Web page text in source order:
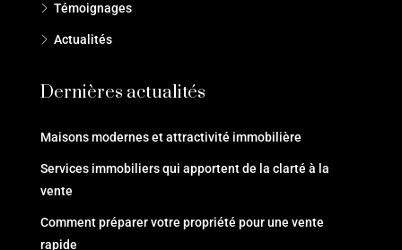
Témoignages
Actualités
Dernières actualités
Maisons modernes et attractivité immobilière
Services immobiliers qui apportent de la clarté à la
vente
Comment préparer votre propriété pour une vente
rapide